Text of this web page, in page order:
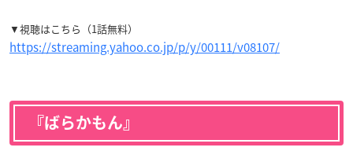
▼視聴はこちら（1話無料）
https://streaming.yahoo.co.jp/p/y/00111/v08107/
『ばらかもん』